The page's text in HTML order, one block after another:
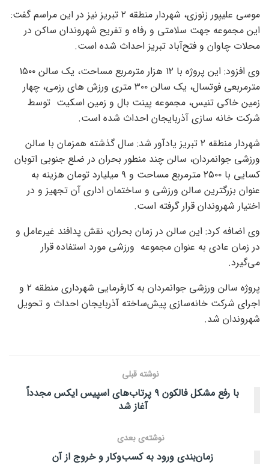
موسی علیپور زنوزی، شهردار منطقه ۲ تبریز نیز در این مراسم گفت:
این مجموعه جهت سلامتی و رفاه و تفریح شهروندان ساکن در
محلات چاوان و فتح‌آباد تبریز احداث شده است.
وی افزود: این پروژه با ۱۲ هزار مترمربع مساحت، یک سالن ۱۵۰۰
مترمربعی فوتسال، یک سالن ۳۰۰ متری ورزش های رزمی، چهار
زمین خاکی تنیس، مجموعه پینت‌ بال و زمین اسکیت توسط
شرکت خانه سازی آذربایجان احداث شده است.
شهردار منطقه ۲ تبریز یادآور شد: سال گذشته همزمان با سالن
ورزشی جوانمردان، سالن چند منطور بحران در ضلع جنوبی اتوبان
کسایی با ۲۵۰۰ مترمربع مساحت و ۹ میلیارد تومان هزینه به
عنوان بزرگترین سالن ورزشی و ساختمان اداری آن تجهیز و در
اختیار شهروندان قرار گرفته است.
وی اضافه کرد: این سالن در زمان بحران، نقش پدافند غیرعامل و
در زمان عادی به عنوان مجموعه ورزشی مورد استفاده قرار
می‌گیرد.
پروژه سالن ورزشی جوانمردان به کارفرمایی شهرداری منطقه ۲ و
اجرای شرکت خانه‌سازی پیش‌ساخته آذربایجان احداث و تحویل
شهروندان شد.
نوشته قبلی
با رفع مشکل فالکون ۹ پرتاب‌های اسپیس ایکس مجدداً
آغاز شد
نوشته‌ی بعدی
زمان‌بندی ورود به کسب‌وکار و خروج از آن